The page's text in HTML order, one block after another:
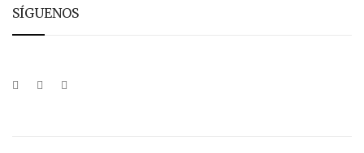
SÍGUENOS